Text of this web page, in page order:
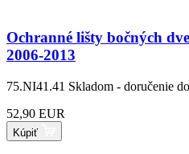
Ochranné lišty bočných
2006-2013
75.NI41.41 Skladom - doručenie
52,90 EUR
Kúpiť